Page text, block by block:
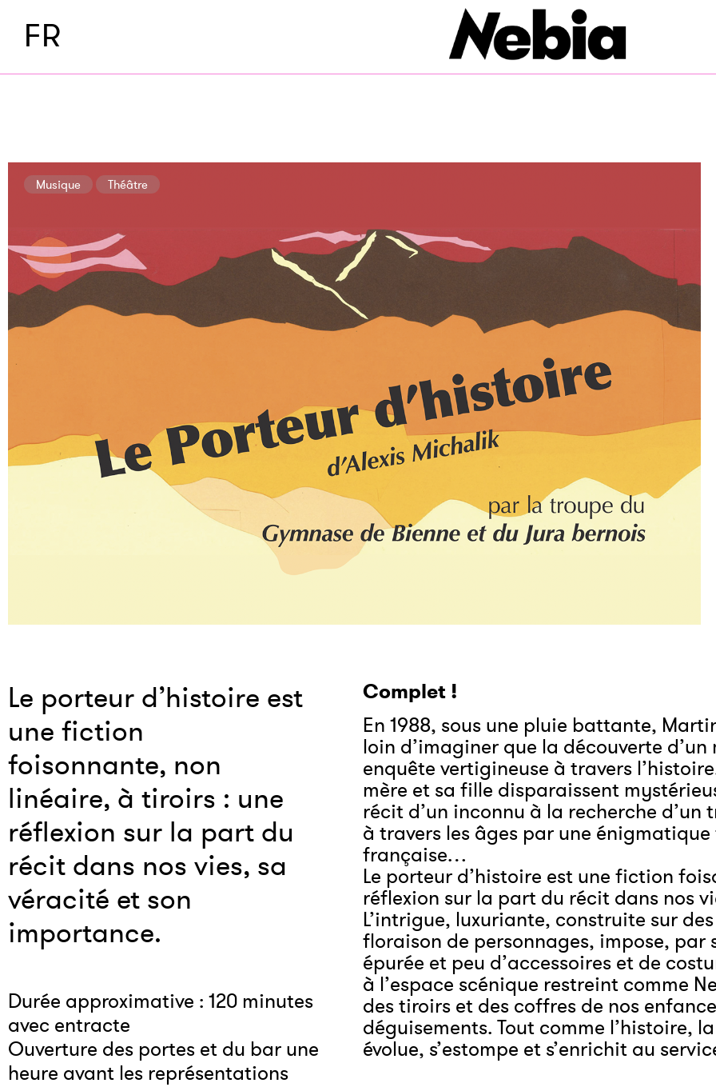
FR
Musique Théâtre
Le porteur d’histoire est
une fiction
foisonnante, non
linéaire, à tiroirs : une
réflexion sur la part du
récit dans nos vies, sa
véracité et son
importance.
Durée approximative : 120 minutes
avec entracte
Ouverture des portes et du bar une
heure avant les représentations
Complet !
En 1988, sous une pluie battante,
loin d’imaginer que la découverte
enquête vertigineuse à travers
mère et sa fille disparaissent
récit d’un inconnu à la recherche
à travers les âges par une
française…
Le porteur d’histoire est une fiction
réflexion sur la part du récit dans nos
L’intrigue, luxuriante, construite sur
floraison de personnages, impose, par
épurée et peu d’accessoires et de
à l’espace scénique restreint comme
des tiroirs et des coffres de nos
déguisements. Tout comme l’histoire,
évolue, s’estompe et s’enrichit au